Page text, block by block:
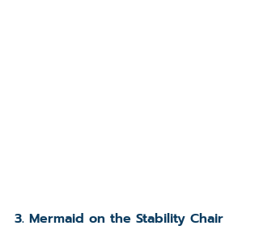
3. Mermaid on the Stability Chair